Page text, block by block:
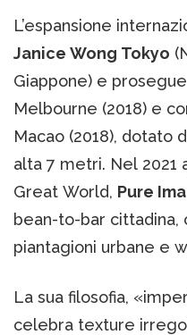
L’espansione
Janice Wong Tokyo
Giappone) e
Melbourne (2018) e
Macao (2018), dotato
alta 7 metri. Nel 2021
Great World, Pure
bean-to-bar
piantagioni urbane e
La sua filosofia,
celebra texture